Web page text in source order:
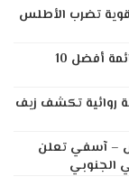
قوية تضرب الأطلس
المغرب يعزز مكانته الاقتصادية بدخوله قائمة أفضل 10
روائية تكشف زيف
– آسفي تعلن
الجنوبي